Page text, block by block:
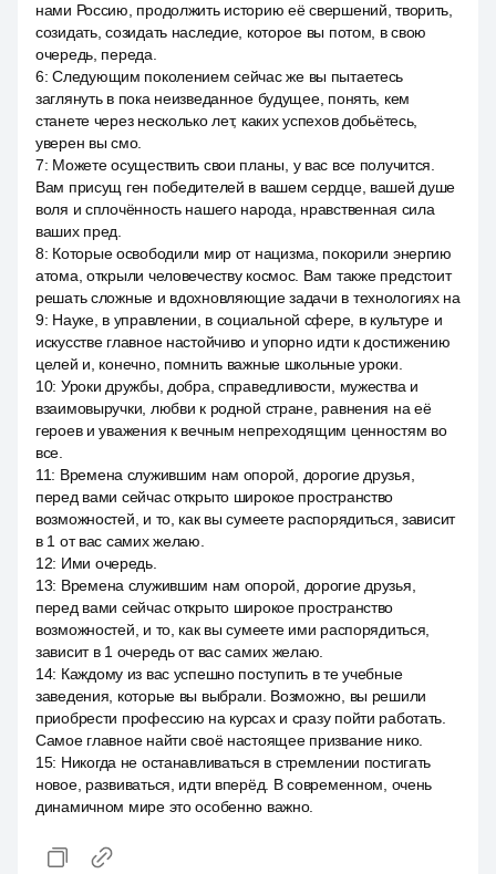
нами Россию, продолжить историю её свершений, творить,
созидать, созидать наследие, которое вы потом, в свою
очередь, переда.
6:Следующим поколением сейчас же вы пытаетесь
заглянуть в пока неизведанное будущее, понять, кем
станете через несколько лет, каких успехов добьётесь,
уверен вы смо.
7: Можете осуществить свои планы, у вас все получится.
Вам присущ ген победителей в вашем сердце, вашей душе
воля и сплочённость нашего народа, нравственная сила
ваших пред.
8: Которые освободили мир от нацизма, покорили энергию
атома, открыли человечеству космос. Вам также предстоит
решать сложные и вдохновляющие задачи в технологиях на
9: Науке, в управлении, в социальной сфере, в культуре и
искусстве главное настойчиво и упорно идти к достижению
целей и, конечно, помнить важные школьные уроки.
10: Уроки дружбы, добра, справедливости, мужества и
взаимовыручки, любви к родной стране, равнения на её
героев и уважения к вечным непреходящим ценностям во
все.
11: Времена служившим нам опорой, дорогие друзья,
перед вами сейчас открыто широкое пространство
возможностей, и то, как вы сумеете распорядиться, зависит
в 1 от вас самих желаю.
12: Ими очередь.
13: Времена служившим нам опорой, дорогие друзья,
перед вами сейчас открыто широкое пространство
возможностей, и то, как вы сумеете ими распорядиться,
зависит в 1 очередь от вас самих желаю.
14: Каждому из вас успешно поступить в те учебные
заведения, которые вы выбрали. Возможно, вы решили
приобрести профессию на курсах и сразу пойти работать.
Самое главное найти своё настоящее призвание нико.
15: Никогда не останавливаться в стремлении постигать
новое, развиваться, идти вперёд. В современном, очень
динамичном мире это особенно важно.